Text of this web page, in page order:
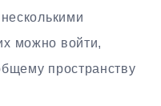
можно войти,
пространству